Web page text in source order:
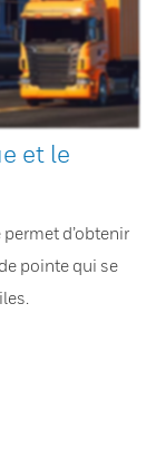
et le
d’obtenir
pointe qui se